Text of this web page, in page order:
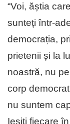
“Voi, ăștia
sunteți într-
democrația,
prietenii și la
noastră, nu
corp
nu suntem
Ieșiți fiecare